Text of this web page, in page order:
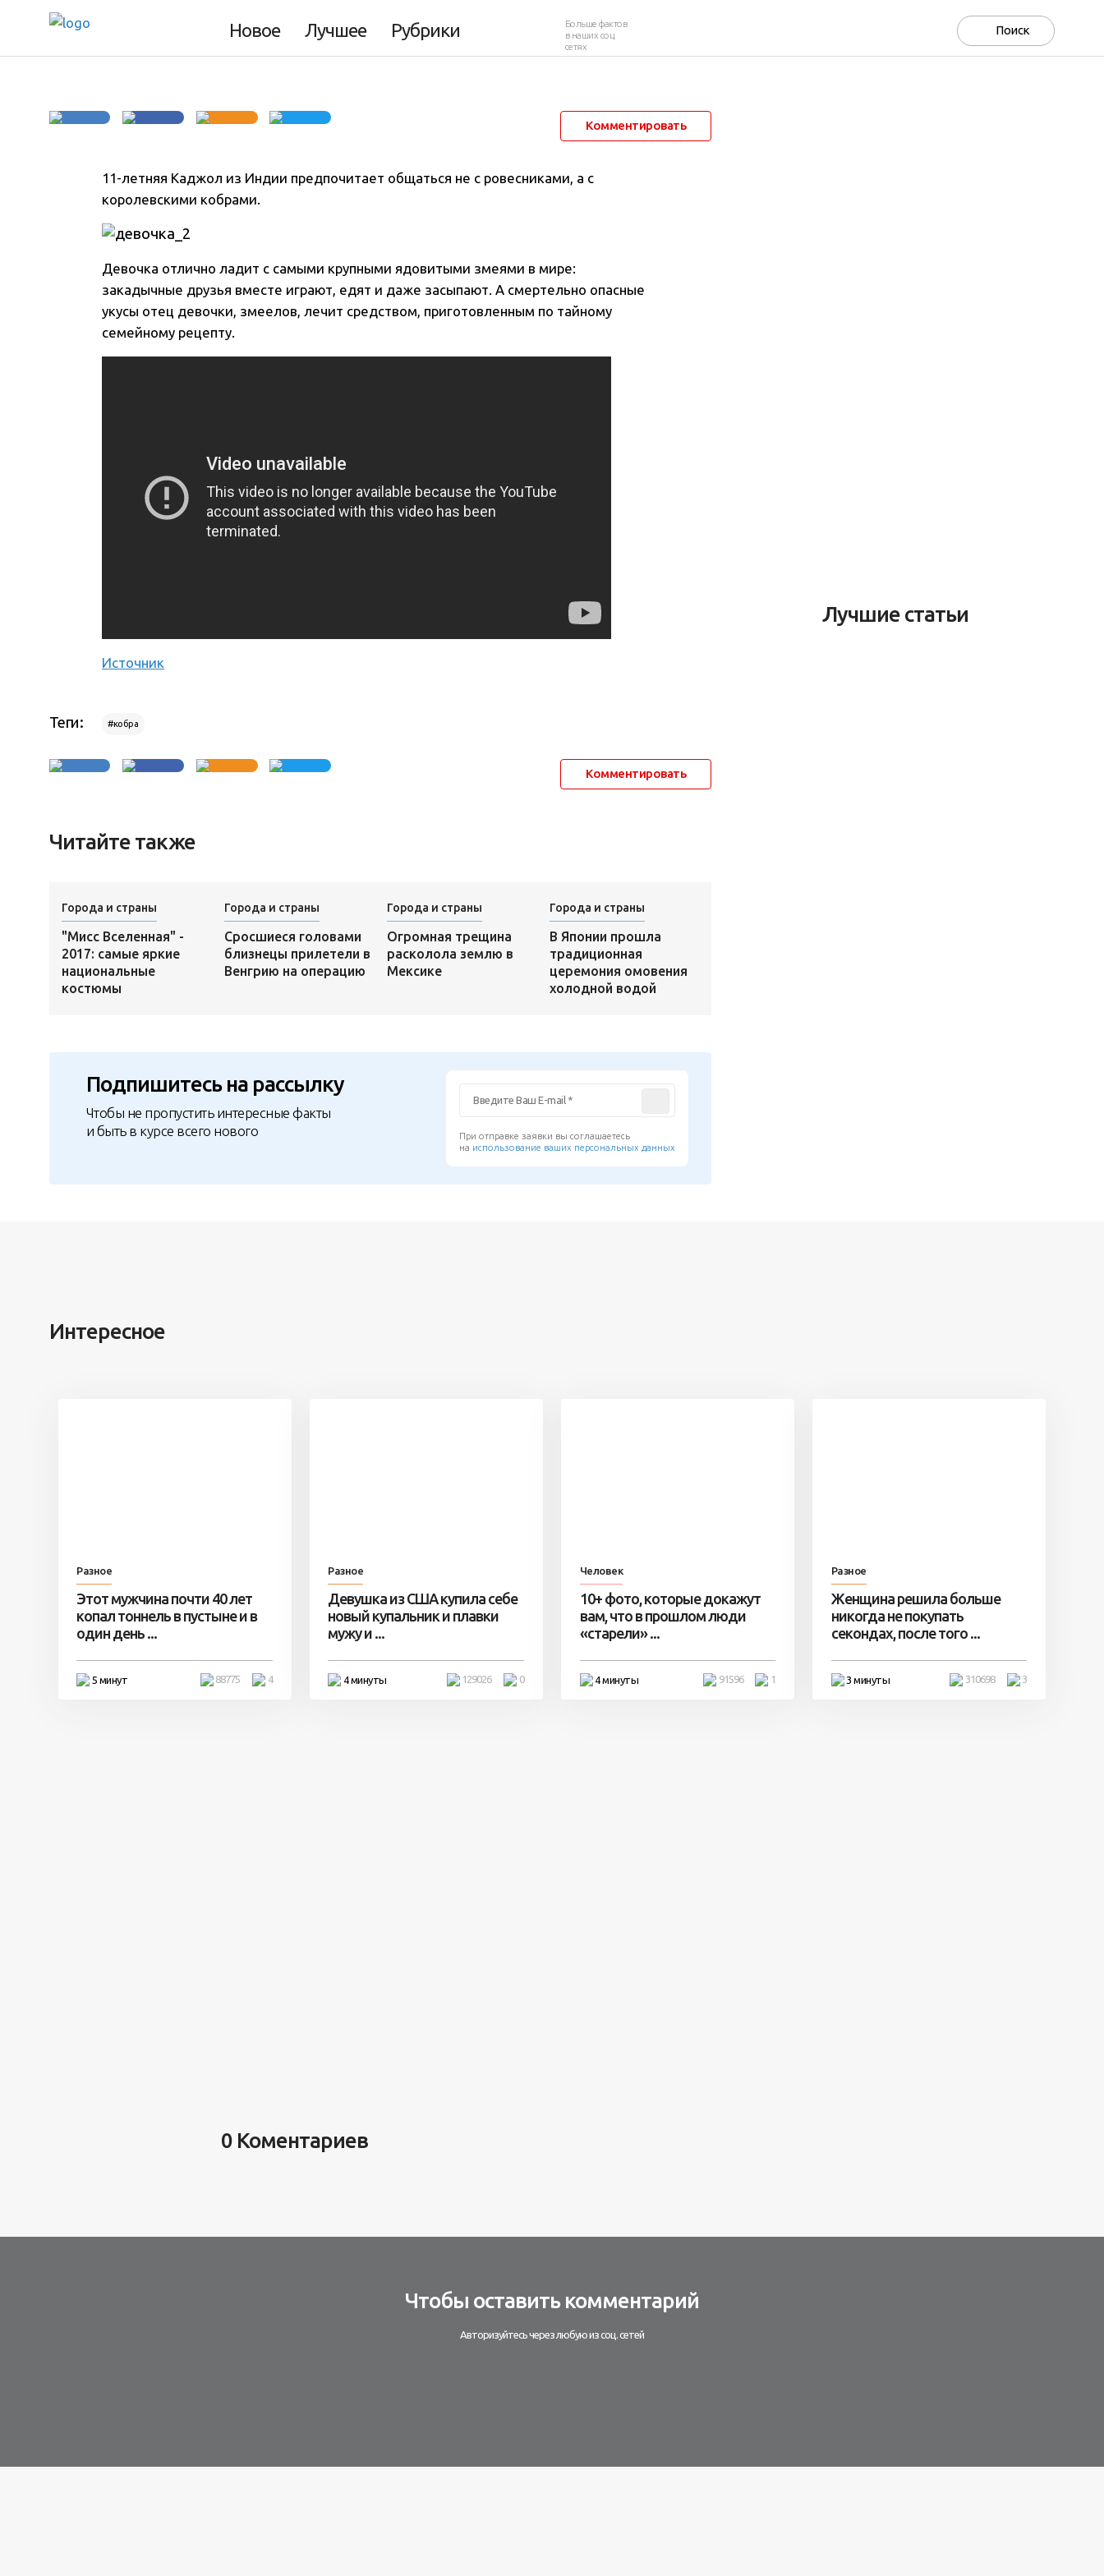
Новое Лучшее Рубрики
Больше фактов
в наших соц.
сетях
Комментировать
11-летняя Каджол из Индии предпочитает общаться не с ровесниками, а с
королевскими кобрами.
Девочка отлично ладит с самыми крупными ядовитыми змеями в мире:
закадычные друзья вместе играют, едят и даже засыпают. А смертельно опасные
укусы отец девочки, змеелов, лечит средством, приготовленным по тайному
семейному рецепту.
Источник
Теги: #кобра
Комментировать
Читайте также
Города и страны
"Мисс Вселенная" -
2017: самые яркие
национальные
костюмы
Города и страны
Сросшиеся головами
близнецы прилетели в
Венгрию на операцию
Города и страны
Огромная трещина
расколола землю в
Мексике
Города и страны
В Японии прошла
традиционная
церемония омовения
холодной водой
Подпишитесь на рассылку
Чтобы не пропустить интересные факты
и быть в курсе всего нового
При отправке заявки вы соглашаетесь
на использование ваших персональных данных
Лучшие статьи
Интересное
Разное
Этот мужчина почти 40 лет
копал тоннель в пустыне и в
один день ...
5 минут 4
88775
Разное
Девушка из США купила себе
новый купальник и плавки
мужу и ...
4 минуты 0
129026
Человек
10+ фото, которые докажут
вам, что в прошлом люди
«старели» ...
4 минуты 1
91596
Разное
Женщина решила больше
никогда не покупать
секондах, после того ...
3 минуты 3
310698
0 Коментариев
Чтобы оставить комментарий
Авторизуйтесь через любую из соц. сетей